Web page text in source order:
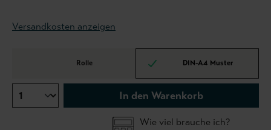
Versandkosten anzeigen
Rolle DIN-A4 Muster
In den Warenkorb
Wie viel brauche ich?